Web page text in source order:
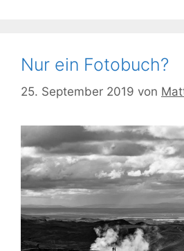
Nur ein Fotobuch?
25. September 2019 von